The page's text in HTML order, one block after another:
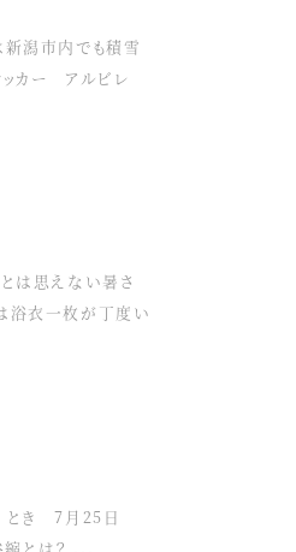
新潟市内でも積雪
ッカー アルビレ
は思えない暑さ
浴衣一枚が丁度い
とき 7月25日
とは？ ...